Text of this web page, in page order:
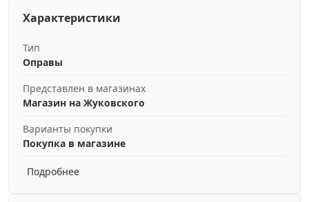
Характеристики
Тип
Оправы
Представлен в магазинах
Магазин на Жуковского
Варианты покупки
Покупка в магазине
Подробнее